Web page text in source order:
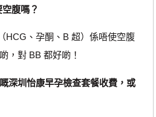
腹嗎？
HCG、孕酮、B 超）係唔使空腹
，對 BB 都好啲！
深圳怡康早孕檢查套餐收費，或